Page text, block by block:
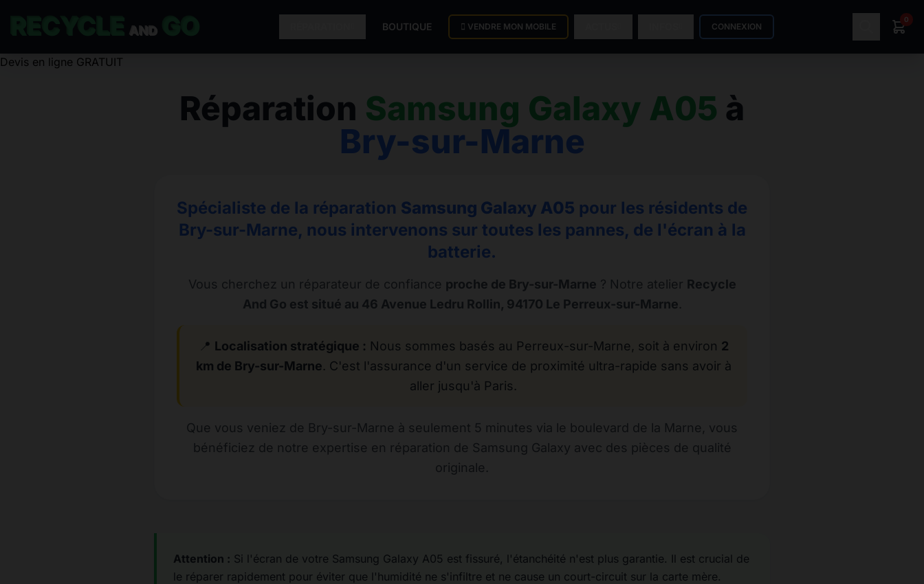
AND BOUTIQUE VENDRE MON MOBILE CONNEXION
0
Devis en ligne GRATUIT
Réparation Samsung Galaxy A05 à
Bry-sur-Marne
Spécialiste de la réparation Samsung Galaxy A05 pour les résidents de
Bry-sur-Marne, nous intervenons sur toutes les pannes, de l'écran à la
batterie.
Vous cherchez un réparateur de confiance proche de Bry-sur-Marne ? Notre atelier Recycle
And Go est situé au 46 Avenue Ledru Rollin, 94170 Le Perreux-sur-Marne.
📍 Localisation stratégique : Nous sommes basés au Perreux-sur-Marne, soit à environ 2
km de Bry-sur-Marne. C'est l'assurance d'un service de proximité ultra-rapide sans avoir à
aller jusqu'à Paris.
Que vous veniez de Bry-sur-Marne à seulement 5 minutes via le boulevard de la Marne, vous
bénéficiez de notre expertise en réparation de Samsung Galaxy avec des pièces de qualité
originale.
Attention : Si l'écran de votre Samsung Galaxy A05 est fissuré, l'étanchéité n'est plus garantie. Il est crucial de
le réparer rapidement pour éviter que l'humidité ne s'infiltre et ne cause un court-circuit sur la carte mère.